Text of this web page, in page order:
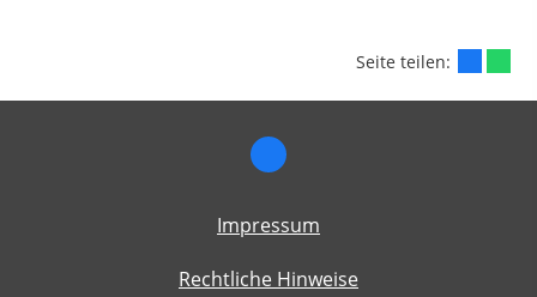
Seite teilen:
Impressum
Rechtliche Hinweise